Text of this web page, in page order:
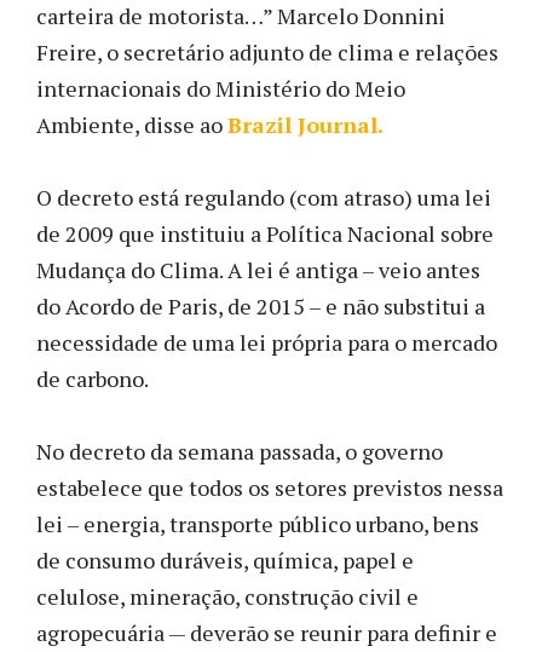
carteira de motorista…” Marcelo Donnini
Freire, o secretário adjunto de clima e relações
internacionais do Ministério do Meio
Ambiente, disse aoBrazil Journal.
O decreto está regulando (com atraso) uma lei
de 2009 que instituiu a Política Nacional sobre
Mudança do Clima. A lei é antiga – veio antes
do Acordo de Paris, de 2015 – e não substitui a
necessidade de uma lei própria para o mercado
de carbono.
No decreto da semana passada, o governo
estabelece que todos os setores previstos nessa
lei – energia, transporte público urbano, bens
de consumo duráveis, química, papel e
celulose, mineração, construção civil e
agropecuária — deverão se reunir para definir e